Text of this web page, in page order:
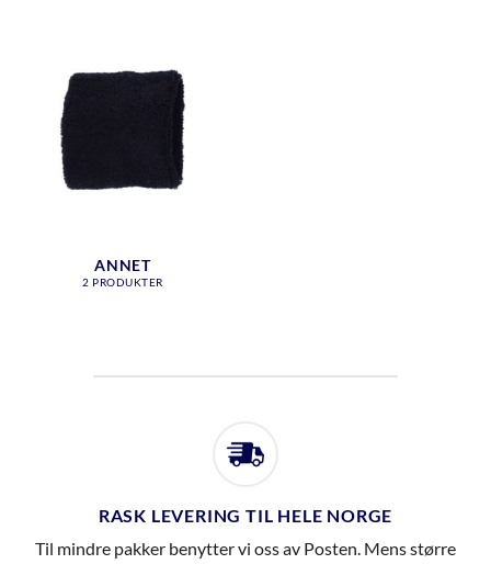
ANNET
2 PRODUKTER
RASK LEVERING TIL HELE NORGE
Til mindre pakker benytter vi oss av Posten. Mens større